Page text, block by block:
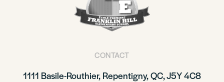
CONTACT
1111 Basile-Routhier, Repentigny, QC, J5Y 4C8